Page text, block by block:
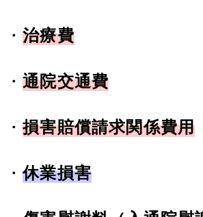
・治療費
・通院交通費
・損害賠償請求関係費用
・休業損害